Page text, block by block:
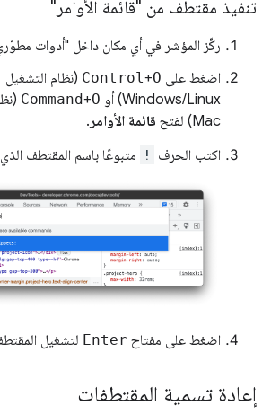
تنفيذ مقتطف من "قائمة الأوامر"
ركِّز المؤشر في أي مكان داخل "أدوات
اضغط على
Control+O
(نظام التشغيل
Windows/Linux) أو
Command+O
Mac) لفتح
قائمة الأوامر .
اكتب الحرف
! متبوعًا باسم المقتطف
اضغط على مفتاح Enter لتشغيل
إعادة تسمية المقتطفات